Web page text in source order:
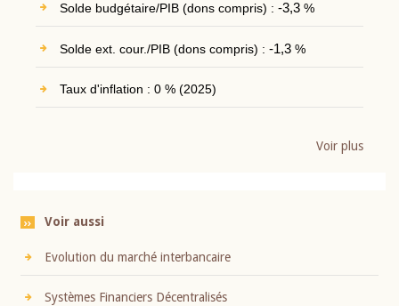
Solde budgétaire/PIB (dons compris) : -3,3%
Solde ext. cour./PIB (dons compris) : -1,3%
Taux d'inflation : 0 % (2025)
Voir plus
Voir aussi
Evolution du marché interbancaire
Systèmes Financiers Décentralisés